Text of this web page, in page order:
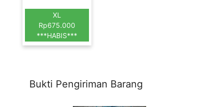
XL
Rp675.000
***HABIS***
Bukti Pengiriman Barang